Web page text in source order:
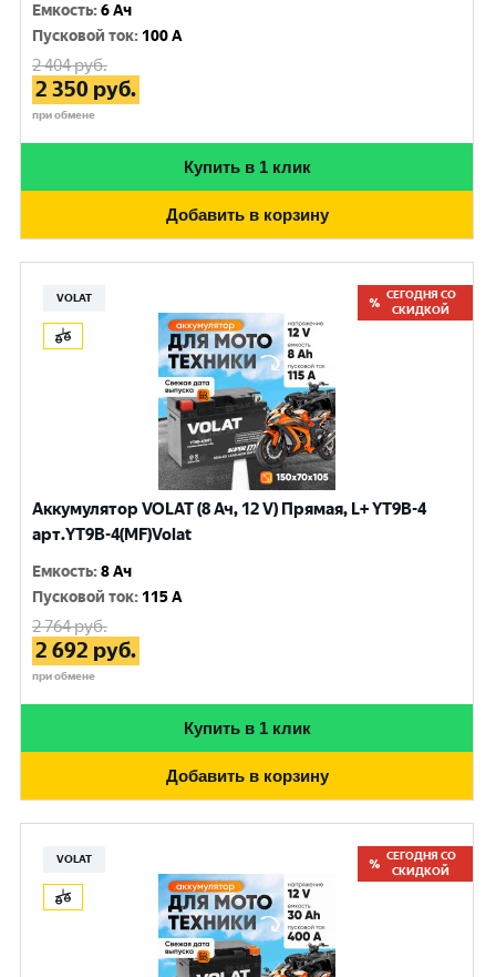
Емкость:6 Ач
Пусковой ток: 100 A
2 404руб.
2 350 руб.
при обмене
Купить в 1 клик
Добавить в корзину
VOLAT
СЕГОДНЯ СО
СКИДКОЙ
Аккумулятор VOLAT (8 Ач, 12 V) Прямая, L+ YT9B-4
арт.YT9B-4(MF)Volat
Емкость:8 Ач
Пусковой ток: 115 A
2 764руб.
2 692 руб.
при обмене
Купить в 1 клик
Добавить в корзину
VOLAT
СЕГОДНЯ СО
СКИДКОЙ